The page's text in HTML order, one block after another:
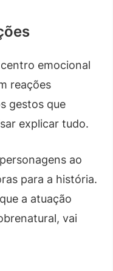
emocional
reações
gestos que
explicar tudo.
ao
para a história.
a atuação
vai